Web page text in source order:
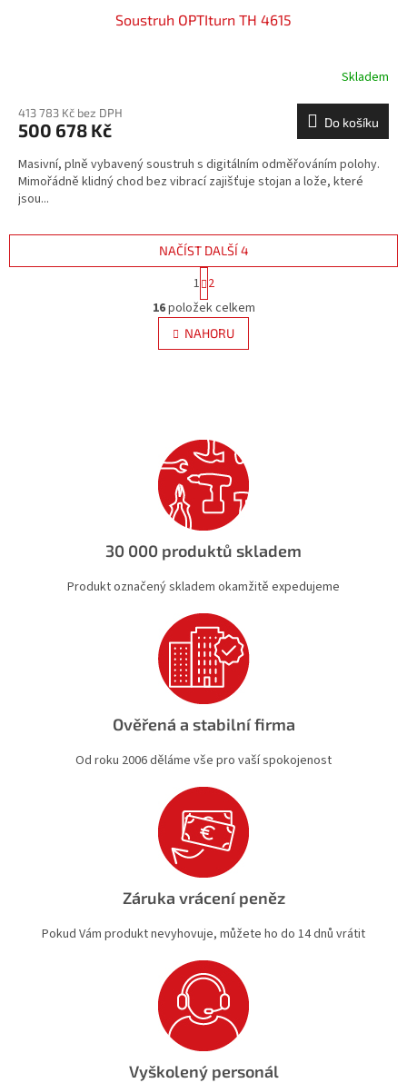
Soustruh OPTIturn TH 4615
Skladem
413 783 Kč bez DPH
500 678 Kč Do košíku
Masivní, plně vybavený soustruh s digitálním odměřováním polohy.
Mimořádně klidný chod bez vibrací zajišťuje stojan a lože, které
jsou...
O
v
l
á
p
r
v
k
y
ý
p
s
u
NAČÍST DALŠÍ 4
S
t
r
á
n
k
1 2
16položek celkem
NAHORU
30 000 produktů skladem
Produkt označený skladem okamžitě expedujeme
Ověřená a stabilní firma
Od roku 2006 děláme vše pro vaší spokojenost
Záruka vrácení peněz
Pokud Vám produkt nevyhovuje, můžete ho do 14 dnů vrátit
Vyškolený personál